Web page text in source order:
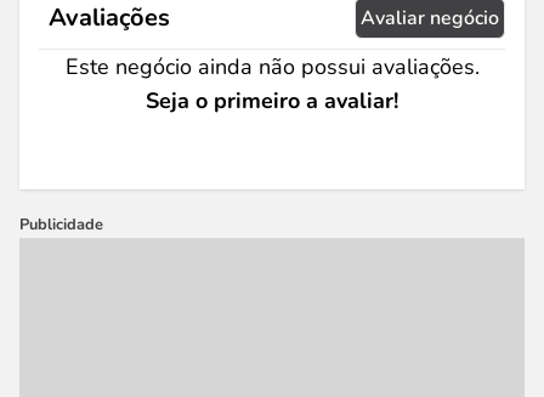
Avaliações Avaliar negócio
Este negócio ainda não possui avaliações.
Seja o primeiro a avaliar!
Publicidade